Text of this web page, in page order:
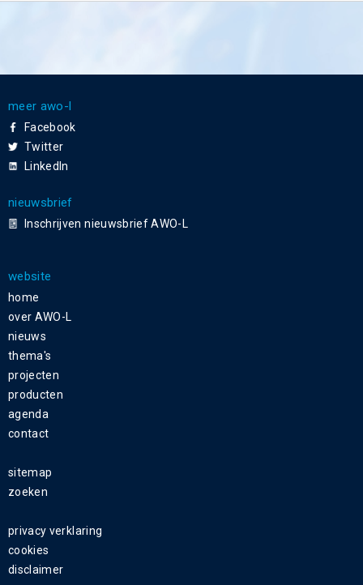
meer awo-l
Facebook
Twitter
LinkedIn
nieuwsbrief
Inschrijven nieuwsbrief AWO-L
website
home
over AWO-L
nieuws
thema's
projecten
producten
agenda
contact
sitemap
zoeken
privacy verklaring
cookies
disclaimer